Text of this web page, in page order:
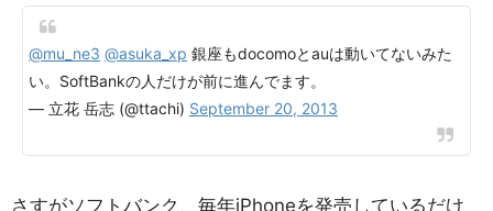
@mu_ne3 @asuka_xp 銀座もdocomoとauは動いてないみた
い。SoftBankの人だけが前に進んでます。
— 立花 岳志 (@ttachi) September 20, 2013
さすがソフトバンク、毎年iPhoneを発売しているだけ